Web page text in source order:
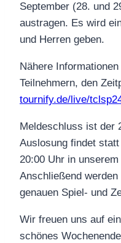
September (28. und
austragen. Es wird
und Herren geben.
Nähere
Teilnehmern, den
tournify.de/live/
Meldeschluss ist der
Auslosung findet
20:00 Uhr in
Anschließend werden
genauen Spiel- und
Wir freuen uns auf
schönes